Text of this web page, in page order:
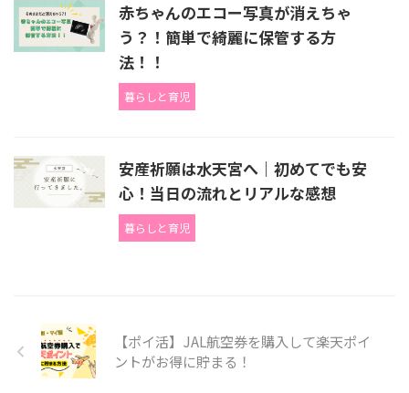
赤ちゃんのエコー写真が消えちゃ
う？！簡単で綺麗に保管する方
法！！
暮らしと育児
安産祈願は水天宮へ｜初めてでも安
心！当日の流れとリアルな感想
暮らしと育児
【ポイ活】JAL航空券を購入して楽天ポイ
ントがお得に貯まる！